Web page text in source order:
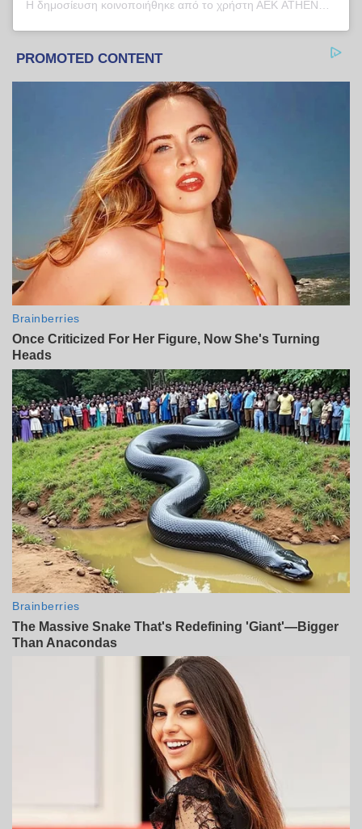
Η δημοσίευση κοινοποιήθηκε από το χρήστη ΑΕΚ ATHENS FC (@aekfc_official)